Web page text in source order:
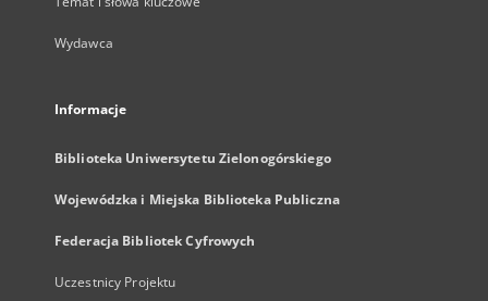
Wydawca
Informacje
Biblioteka Uniwersytetu Zielonogórskiego
Wojewódzka i Miejska Biblioteka Publiczna
Federacja Bibliotek Cyfrowych
Uczestnicy Projektu